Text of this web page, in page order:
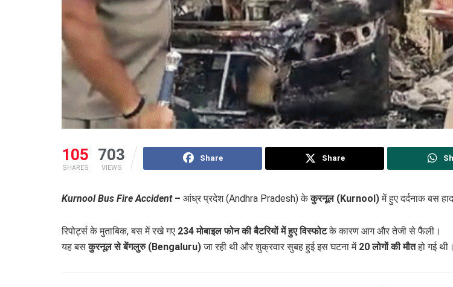
105
SHARES
703
VIEWS
Share Share
Kurnool Bus Fire Accident– आंध्र प्रदेश (Andhra Pradesh) केकुरनूल (Kurnool)में हुए दर्दनाक बस
रिपोर्ट्स के मुताबिक, बस में रखे गए 234 मोबाइल फोन की बैटरियों में हुए विस्फोटके कारण आग और तेजी से फैली।
यह बसकुरनूल से बेंगलुरु (Bengaluru)जा रही थी और शुक्रवार सुबह हुई इस घटना में 20 लोगों की मौतहो गई थी।